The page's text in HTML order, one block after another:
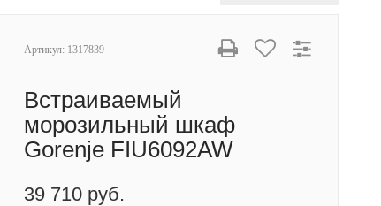
Артикул: 1317839
Встраиваемый
морозильный шкаф
Gorenje FIU6092AW
39 710 руб.